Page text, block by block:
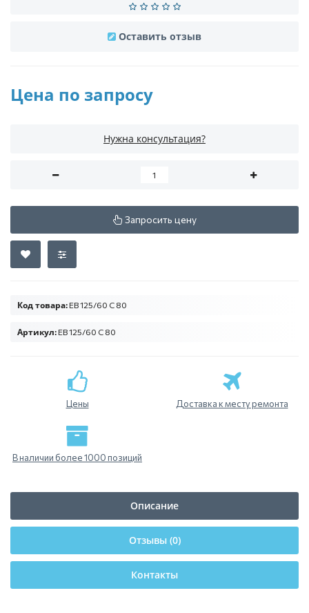
Оставить отзыв
Цена по запросу
Нужна консультация?
Запросить цену
Код товара: ЕВ 125/60 С 80
Артикул: ЕВ 125/60 С 80
Цены Доставка к месту ремонта
В наличии более 1000 позиций
Описание
Отзывы (0)
Контакты